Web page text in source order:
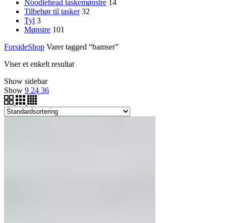
Noodlehead taskemønstre 14
Tilbehør til tasker 32
Tyl 3
Mønstre 101
ForsideShop Varer tagged “bamser”
Viser et enkelt resultat
Show sidebar
Show 9 24 36